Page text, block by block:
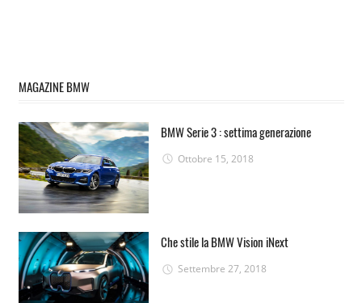
MAGAZINE BMW
BMW Serie 3 : settima generazione
Ottobre 15, 2018
Che stile la BMW Vision iNext
Settembre 27, 2018